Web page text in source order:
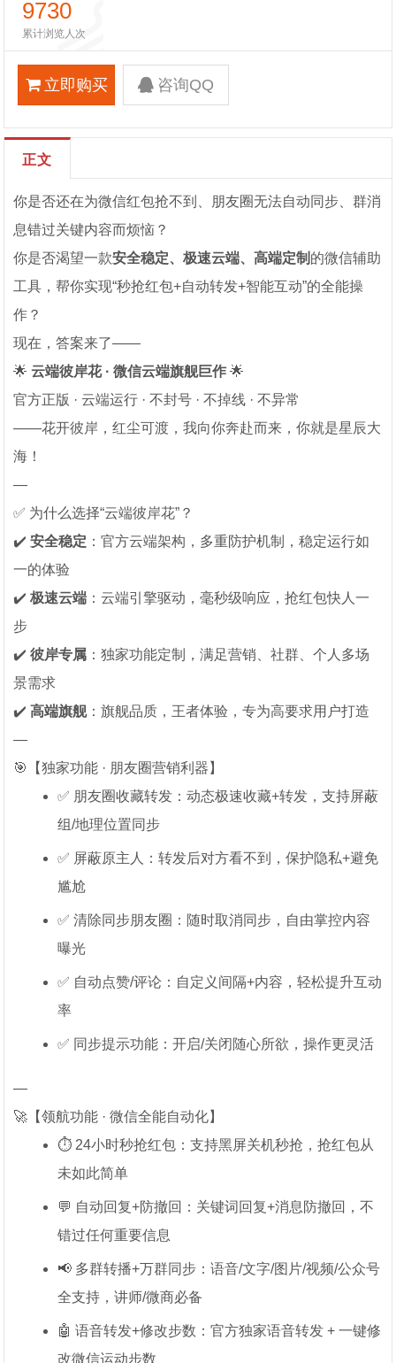
9730
累计浏览人次
立即购买 咨询QQ
正文
你是否还在为微信红包抢不到、朋友圈无法自动同步、群消
息错过关键内容而烦恼？
你是否渴望一款安全稳定、极速云端、高端定制 的微信辅助
工具，帮你实现“秒抢红包+自动转发+智能互动”的全能操
作？
现在，答案来了——
🌟云端彼岸花 · 微信云端旗舰巨作 🌟
官方正版 · 云端运行 · 不封号 · 不掉线 · 不异常
——花开彼岸，红尘可渡，我向你奔赴而来，你就是星辰大
海！
—
✅ 为什么选择“云端彼岸花”？
✔️安全稳定 ：官方云端架构，多重防护机制，稳定运行如
一的体验
✔️极速云端 ：云端引擎驱动，毫秒级响应，抢红包快人一
步
✔️彼岸专属 ：独家功能定制，满足营销、社群、个人多场
景需求
✔️高端旗舰：旗舰品质，王者体验，专为高要求用户打造
—
🎯【独家功能 · 朋友圈营销利器】
✅ 朋友圈收藏转发：动态极速收藏+转发，支持屏蔽
组/地理位置同步
✅ 屏蔽原主人：转发后对方看不到，保护隐私+避免
尴尬
✅ 清除同步朋友圈：随时取消同步，自由掌控内容
曝光
✅ 自动点赞/评论：自定义间隔+内容，轻松提升互动
率
✅ 同步提示功能：开启/关闭随心所欲，操作更灵活
—
🚀【领航功能 · 微信全能自动化】
⏱️ 24小时秒抢红包：支持黑屏关机秒抢，抢红包从
未如此简单
💬 自动回复+防撤回：关键词回复+消息防撤回，不
错过任何重要信息
📢 多群转播+万群同步：语音/文字/图片/视频/公众号
全支持，讲师/微商必备
🤖 语音转发+修改步数：官方独家语音转发 + 一键修
改微信运动步数